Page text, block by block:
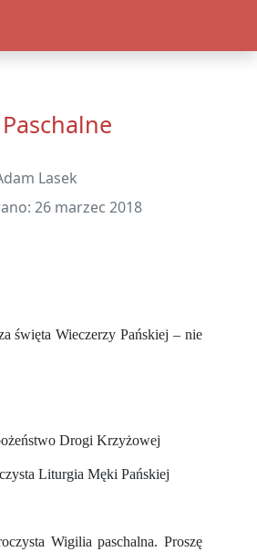
Lasek
26 marzec 2018
święta Wieczerzy Pańskiej – nie
Drogi Krzyżowej
Liturgia Męki Pańskiej
Wigilia paschalna. Proszę